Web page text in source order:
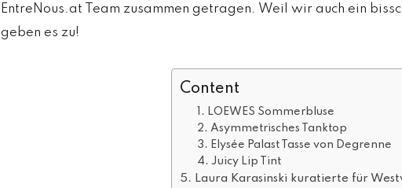
EntreNous.at Team zusammen getragen. Weil wir auch ein
geben es zu!
Content
1. LOEWES Sommerbluse
2. Asymmetrisches Tanktop
3. Elysée Palast Tasse von Degrenne
4. Juicy Lip Tint
5. Laura Karasinski kuratierte für